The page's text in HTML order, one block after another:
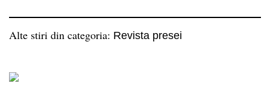
Alte stiri din categoria: Revista presei